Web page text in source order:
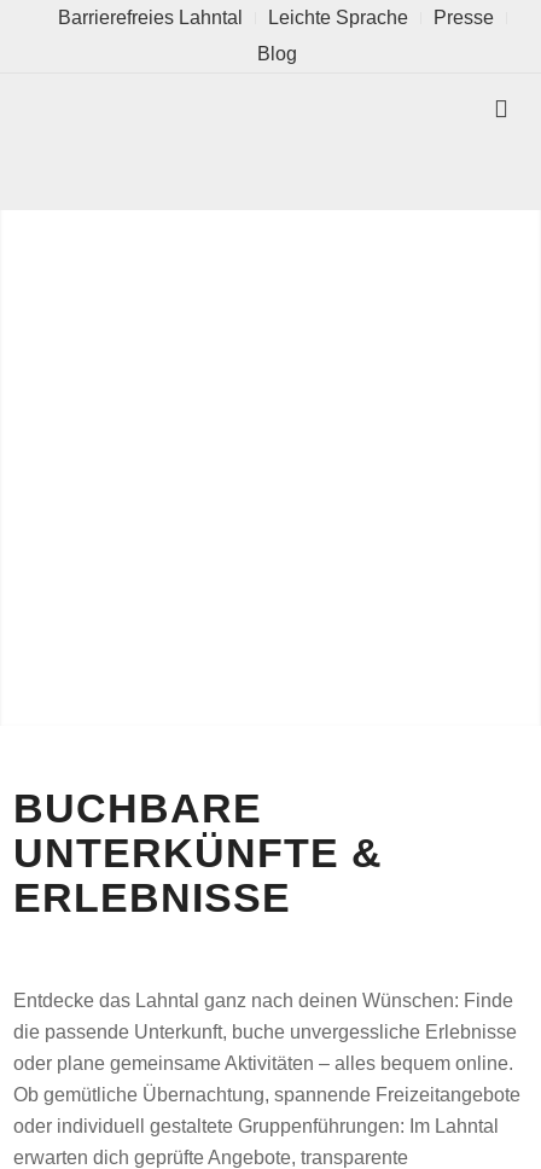
Barrierefreies Lahntal Leichte Sprache
Presse
Blog
BUCHBARE
UNTERKÜNFTE &
ERLEBNISSE
Entdecke das Lahntal ganz nach deinen Wünschen: Finde
die passende Unterkunft, buche unvergessliche Erlebnisse
oder plane gemeinsame Aktivitäten – alles bequem online.
Ob gemütliche Übernachtung, spannende Freizeitangebote
oder individuell gestaltete Gruppenführungen: Im Lahntal
erwarten dich geprüfte Angebote, transparente